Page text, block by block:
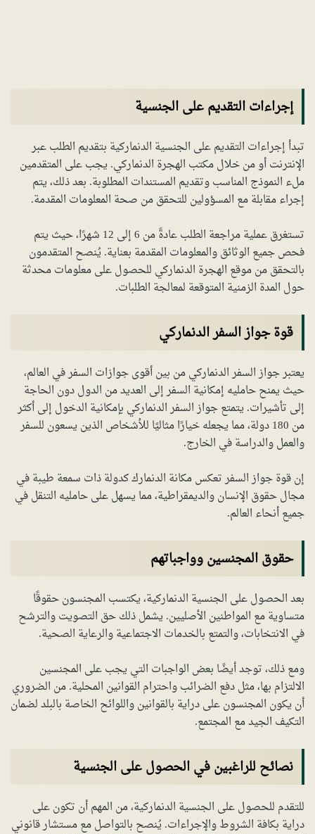
إجراءات التقديم على الجنسية
تبدأ إجراءات التقديم على الجنسية الدنماركية بتقديم الطلب عبر
الإنترنت أو من خلال مكتب الهجرة الدنماركي. يجب على المتقدمين
ملء النموذج المناسب وتقديم المستندات المطلوبة. بعد ذلك، يتم
إجراء مقابلة مع المسؤولين للتحقق من صحة المعلومات المقدمة.
تستغرق عملية مراجعة الطلب عادةً من 6 إلى 12 شهرًا، حيث يتم
فحص جميع الوثائق والمعلومات المقدمة بعناية. يُنصح المتقدمون
بالتحقق من موقع الهجرة الدنماركي للحصول على معلومات محدثة
حول المدة الزمنية المتوقعة لمعالجة الطلبات.
قوة جواز السفر الدنماركي
يعتبر جواز السفر الدنماركي من بين أقوى جوازات السفر في العالم،
حيث يمنح حامليه إمكانية السفر إلى العديد من الدول دون الحاجة
إلى تأشيرات. يتمتع جواز السفر الدنماركي بإمكانية الدخول إلى أكثر
من 180 دولة، مما يجعله خيارًا مثاليًا للأشخاص الذين يسعون للسفر
والعمل والدراسة في الخارج.
إن قوة جواز السفر تعكس مكانة الدنمارك كدولة ذات سمعة طيبة في
مجال حقوق الإنسان والديمقراطية، مما يسهل على حامليه التنقل في
جميع أنحاء العالم.
حقوق المجنسين وواجباتهم
بعد الحصول على الجنسية الدنماركية، يكتسب المجنسون حقوقًا
متساوية مع المواطنين الأصليين. يشمل ذلك حق التصويت والترشح
في الانتخابات، والتمتع بالخدمات الاجتماعية والرعاية الصحية.
ومع ذلك، توجد أيضًا بعض الواجبات التي يجب على المجنسين
الالتزام بها، مثل دفع الضرائب واحترام القوانين المحلية. من الضروري
أن يكون المجنسون على دراية بالقوانين واللوائح الخاصة بالبلد لضمان
التكيف الجيد مع المجتمع.
نصائح للراغبين في الحصول على الجنسية
للتقدم للحصول على الجنسية الدنماركية، من المهم أن تكون على
دراية بكافة الشروط والإجراءات. يُنصح بالتواصل مع مستشار قانوني